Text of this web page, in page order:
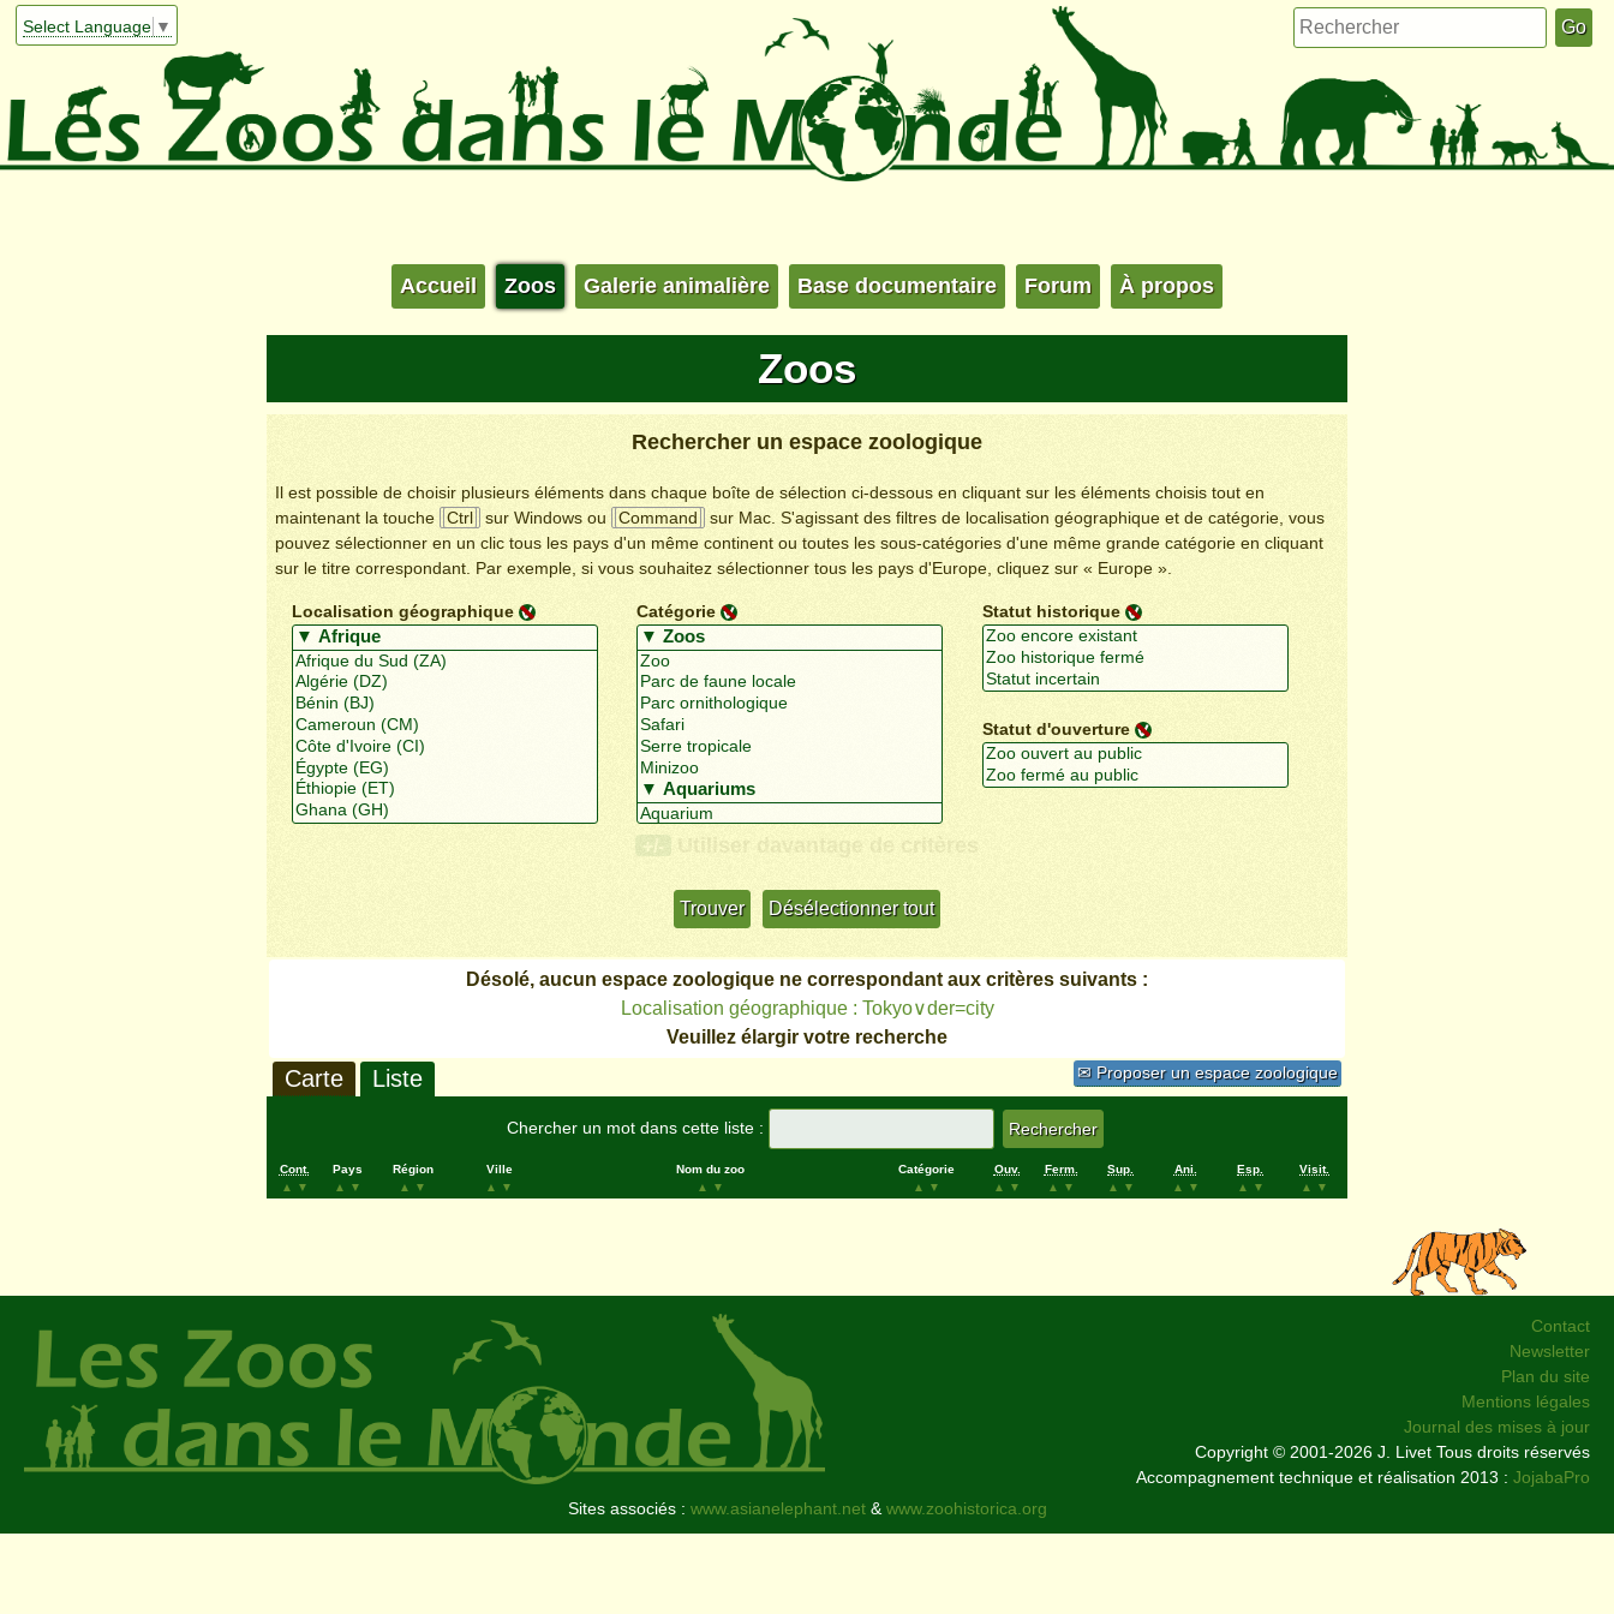
Select Language ▼
Accueil Zoos Galerie animalière Base documentaire Forum À propos
Zoos
Rechercher un espace zoologique
Il est possible de choisir plusieurs éléments dans chaque boîte de sélection ci-dessous en cliquant sur les éléments choisis tout en
maintenant la touche
Ctrl sur Windows ou Command
sur Mac. S'agissant des filtres de localisation géographique et de catégorie, vous
pouvez sélectionner en un clic tous les pays d'un même continent ou toutes les sous-catégories d'une même grande catégorie en cliquant
sur le titre correspondant. Par exemple, si vous souhaitez sélectionner tous les pays d'Europe, cliquez sur « Europe ».
Localisation géographique Catégorie Statut historique
Statut d'ouverture
+/- Utiliser davantage de critères
Désolé, aucun espace zoologique ne correspondant aux critères suivants :
Localisation géographique : Tokyo∨der=city
Veuillez élargir votre recherche
✉ Proposer un espace zoologique
Carte Liste
Chercher un mot dans cette liste :
Cont.
▲
▼
Pays
▲
▼
Région
▲
▼
Ville
▲
▼
Nom du zoo
▲
▼
Catégorie
▲
▼
Ouv.
▲
▼
Ferm.
▲
▼
Sup.
▲
▼
Ani.
▲
▼
Esp.
▲
▼
Visit.
▲
▼
Contact
Newsletter
Plan du site
Mentions légales
Journal des mises à jour
Copyright © 2001-2026 J. Livet Tous droits réservés
Accompagnement technique et réalisation 2013 : JojabaPro
Sites associés : www.asianelephant.net&www.zoohistorica.org